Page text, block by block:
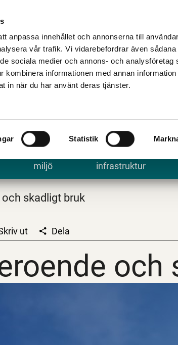
anpassa innehållet och annonserna till
vår trafik. Vi vidarebefordrar även
sociala medier och annons- och analysföretag
kombinera informationen med annan
in när du har använt deras tjänster.
Statistik
miljö
infrastruktur
skadligt bruk
ut Dela